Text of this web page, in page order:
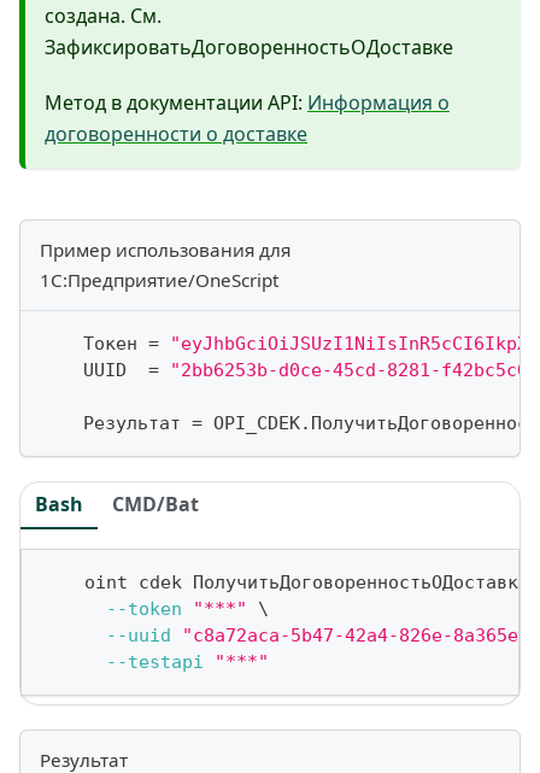
создана. См.
ЗафиксироватьДоговоренностьОДоставке
Метод в документации API: Информация о
договоренности о доставке
Пример использования для
1С:Предприятие/OneScript
    Токен
=
    UUID
= "2bb6253b-d0ce-45cd-8281-
    Результат
= OPI_CDEK.
Bash CMD/Bat
    oint cdek ПолучитьДоговоренностьОДоставке
--token
"***"
\
--uuid
"c8a72aca-5b47-42a4-826e-
--testapi
"***"
Результат